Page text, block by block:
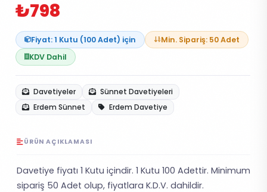
₺798
Fiyat: 1 Kutu (100 Adet) için
Min. Sipariş: 50 Adet
KDV Dahil
Davetiyeler
Sünnet Davetiyeleri
Erdem Sünnet
Erdem Davetiye
ÜRÜN AÇIKLAMASI
Davetiye fiyatı 1 Kutu içindir. 1 Kutu 100 Adettir. Minimum
sipariş 50 Adet olup, fiyatlara K.D.V. dahildir.